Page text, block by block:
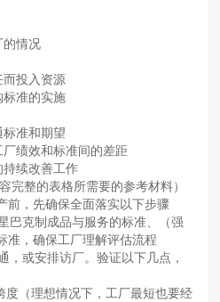
情况
投入资源
准的实施
准和期望
绩效和标准间的差距
续改善工作
整的表格所需要的参考材料）
，先确保全面落实以下步骤
克制成品与服务的标准、（强
准，确保工厂理解评估流程
或安排访厂。验证以下几点，
（理想情况下，工厂最短也要经